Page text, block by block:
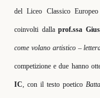
del Liceo Classico
coinvolti dalla prof.ssa
come volano artistico –
competizione e due hanno
IC, con il testo poetico